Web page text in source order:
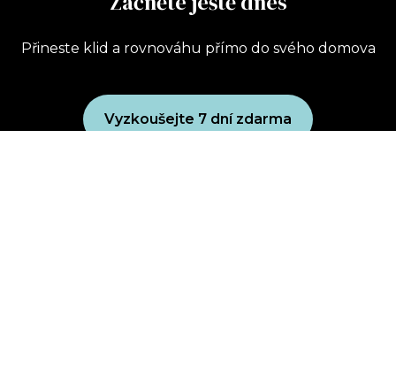
Přineste klid a rovnováhu přímo do svého domova
Vyzkoušejte 7 dní zdarma